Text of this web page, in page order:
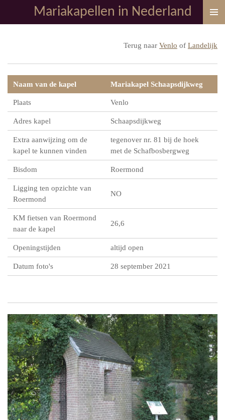
direct
Mariakapellen in Nederland
Terug naar Venlo of Landelijk
Naam van de kapel Mariakapel Schaapsdijkweg
Plaats Venlo
Adres kapel Schaapsdijkweg
Extra aanwijzing om de
kapel te kunnen vinden
tegenover nr. 81 bij de hoek
met de Schafbosbergweg
Bisdom Roermond
Ligging ten opzichte van
Roermond
NO
KM fietsen van Roermond
naar de kapel
26,6
Openingstijden altijd open
Datum foto's 28 september 2021